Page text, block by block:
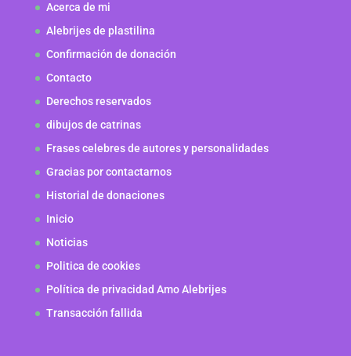
Acerca de mi
Alebrijes de plastilina
Confirmación de donación
Contacto
Derechos reservados
dibujos de catrinas
Frases celebres de autores y personalidades
Gracias por contactarnos
Historial de donaciones
Inicio
Noticias
Politica de cookies
Política de privacidad Amo Alebrijes
Transacción fallida